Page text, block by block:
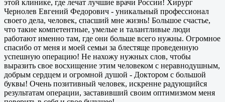
этой клинике, где лечат лучшие врачи России! Хирург
Чернолев Евгений Федорович - уникальный профессионал
своего дела, человек, спасший мне жизнь! Большое счастье,
что такие компетентные, умелые и талантливые люди
работают именно там, где они больше всего нужны. Огромное
спасибо от меня и моей семьи за блестяще проведенную
успешную операцию! Не нахожу нужных слов, чтобы
выразить свое восхищение этим человеком с неравнодушным,
добрым сердцем и огромной душой - Доктором с большой
буквы! Очень позитивный человек, искренне радующийся
результатам операции, заставивший своим оптимизмом меня